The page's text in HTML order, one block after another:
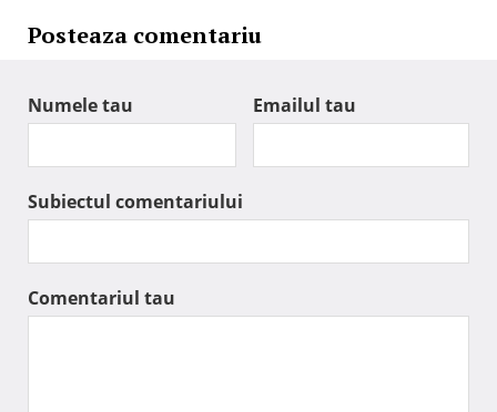
Posteaza comentariu
Numele tau Emailul tau
Subiectul comentariului
Comentariul tau